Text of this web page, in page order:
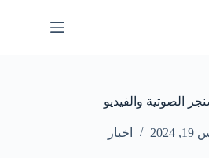
الصوتية والفيديو
اخبار